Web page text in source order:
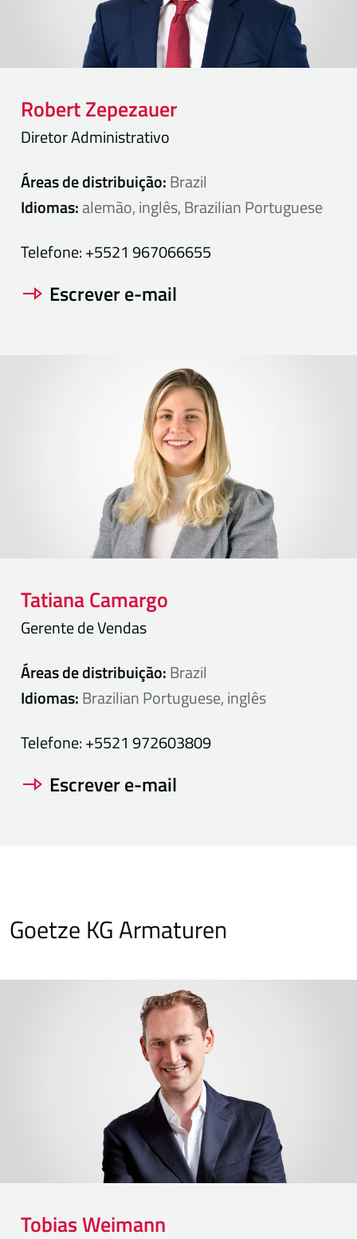
RobertZepezauer
Diretor Administrativo
Áreas de distribuição:Brazil
Idiomas:alemão, inglês, Brazilian Portuguese
Telefone:+5521 967066655
Escrever e-mail
TatianaCamargo
Gerente de Vendas
Áreas de distribuição:Brazil
Idiomas:Brazilian Portuguese, inglês
Telefone:+5521 972603809
Escrever e-mail
Goetze KG Armaturen
TobiasWeimann